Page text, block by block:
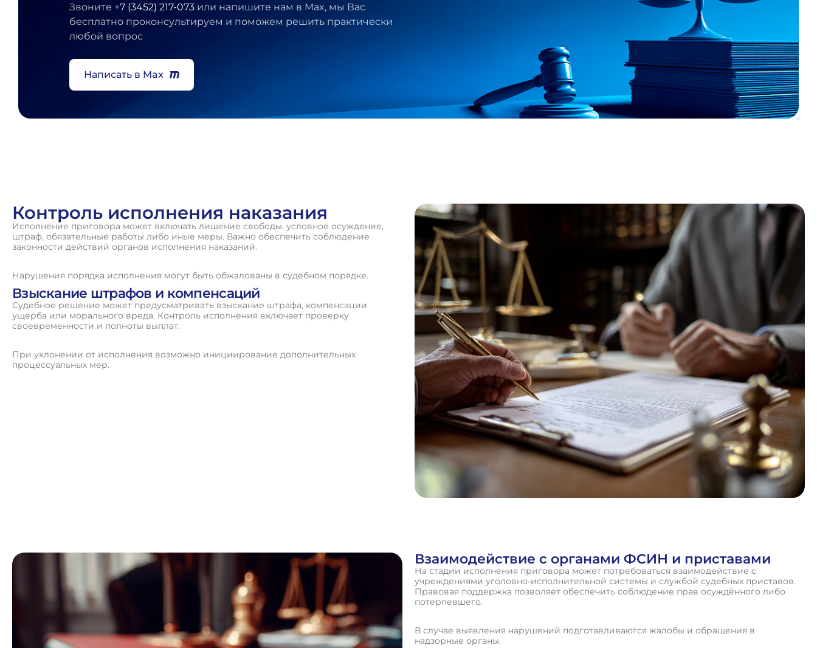
Звоните +7 (3452) 217-073 или напишите нам в Max, мы Вас
бесплатно проконсультируем и поможем решить практически
любой вопрос
Написать в Max
Контроль исполнения наказания
Исполнение приговора может включать лишение свободы, условное осуждение,
штраф, обязательные работы либо иные меры. Важно обеспечить соблюдение
законности действий органов исполнения наказаний.
Нарушения порядка исполнения могут быть обжалованы в судебном порядке.
Взыскание штрафов и компенсаций
Судебное решение может предусматривать взыскание штрафа, компенсации
ущерба или морального вреда. Контроль исполнения включает проверку
своевременности и полноты выплат.
При уклонении от исполнения возможно инициирование дополнительных
процессуальных мер.
Взаимодействие с органами ФСИН и приставами
На стадии исполнения приговора может потребоваться взаимодействие с
учреждениями уголовно-исполнительной системы и службой судебных приставов.
Правовая поддержка позволяет обеспечить соблюдение прав осуждённого либо
потерпевшего.
В случае выявления нарушений подготавливаются жалобы и обращения в
надзорные органы.